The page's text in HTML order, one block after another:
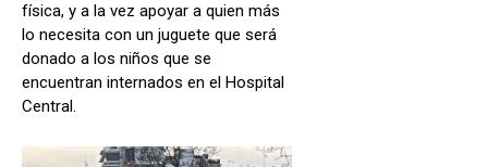
física, y a la vez apoyar a quien más
lo necesita con un juguete que será
donado a los niños que se
encuentran internados en el Hospital
Central.